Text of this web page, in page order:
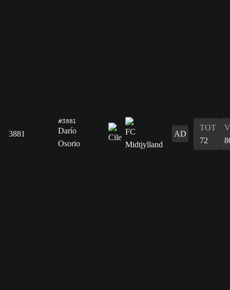
3881
#3881
Darío
Osorio
AD
TOT
72